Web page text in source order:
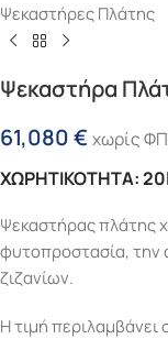
Ψεκαστήρες Πλάτης
Ψεκαστήρα
61,080€ χωρίς
ΧΩΡΗΤΙΚΟΤΗΤΑ:
Ψεκαστήρας πλάτης
φυτοπροστασία, την
ζιζανίων.
Η τιμή περιλαμβάνει